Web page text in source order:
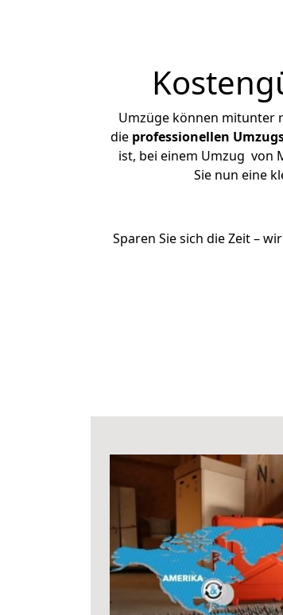
Umzüge können mitunter
die professionellen
ist, bei einem Umzug von
Sie nun eine
Sparen Sie sich die Zeit –